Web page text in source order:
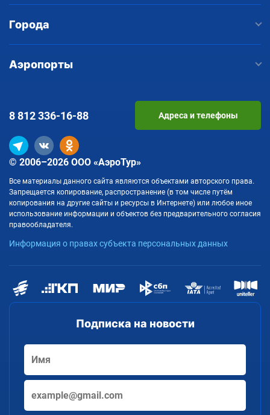
Города
Аэропорты
Подписка на новости
© 2006–2026 ООО «АэроТур»
Все материалы данного сайта являются объектами авторского права.
Запрещается копирование, распространение (в том числе путём
копирования на другие сайты и ресурсы в Интернете) или любое иное
использование информации и объектов без предварительного согласия
правообладателя.
Информация о правах субъекта персональных данных
8 812336-16-88 Адреса и телефоны